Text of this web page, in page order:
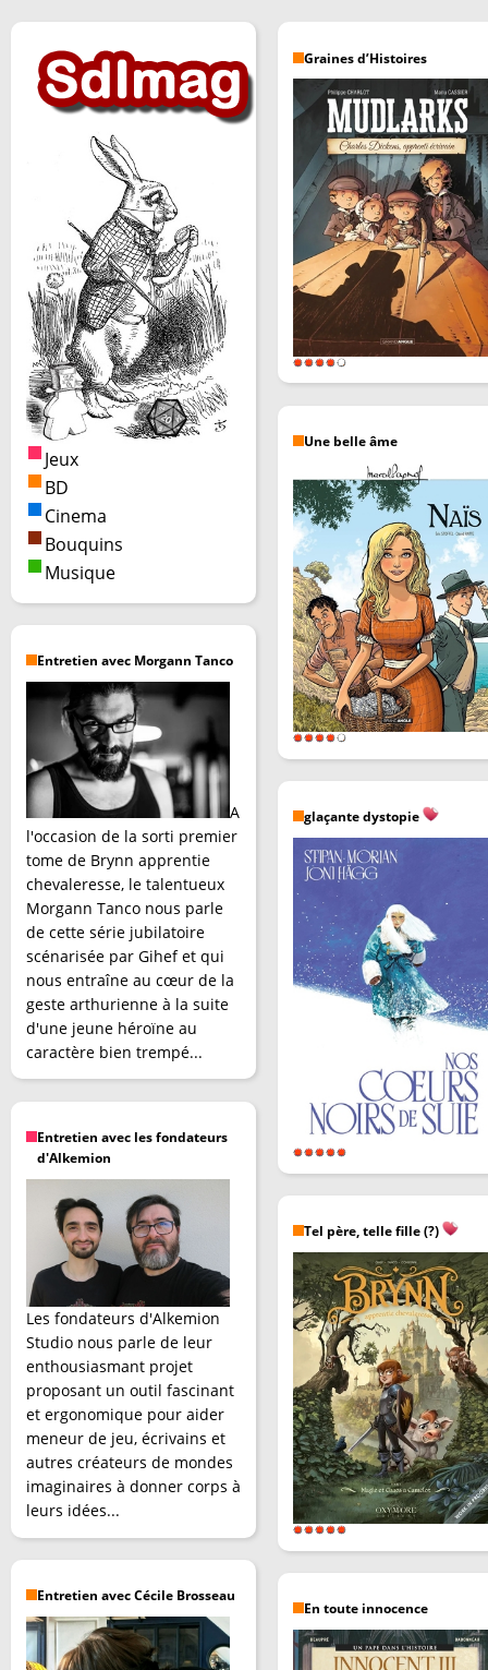
Jeux
BD
Cinema
Bouquins
Musique
Entretien avec Morgann Tanco
A
l'occasion de la sorti premier
tome de Brynn apprentie
chevaleresse, le talentueux
Morgann Tanco nous parle
de cette série jubilatoire
scénarisée par Gihef et qui
nous entraîne au cœur de la
geste arthurienne à la suite
d'une jeune héroïne au
caractère bien trempé...
Entretien avec les fondateurs
d'Alkemion
Les fondateurs d'Alkemion
Studio nous parle de leur
enthousiasmant projet
proposant un outil fascinant
et ergonomique pour aider
meneur de jeu, écrivains et
autres créateurs de mondes
imaginaires à donner corps à
leurs idées...
Entretien avec Cécile Brosseau
Graines d’Histoires
Une belle âme
glaçante dystopie
Tel père, telle fille (?)
En toute innocence